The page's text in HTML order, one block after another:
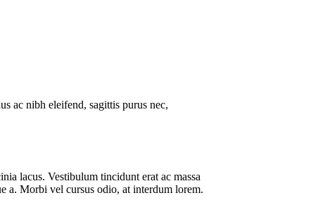
ac nibh eleifend, sagittis purus nec,
lacus. Vestibulum tincidunt erat ac massa
a. Morbi vel cursus odio, at interdum lorem.